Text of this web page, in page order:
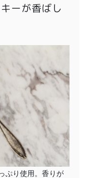
ーが香ばし
ぷり使用。香りが